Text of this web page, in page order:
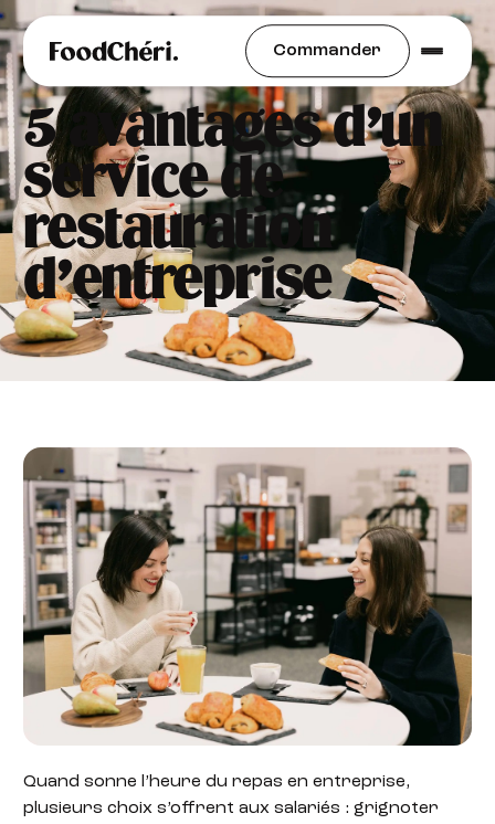
Commander
Mieux Manger au Bureau
5 avantages d’un
service de
restauration
d’entreprise
Quand sonne l’heure du repas en entreprise,
plusieurs choix s’offrent aux salariés : grignoter